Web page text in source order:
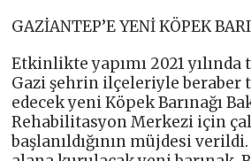
GAZİANTEP’E YENİ KÖPEK
Etkinlikte yapımı 2021
Gazi şehrin ilçeleriyle beraber
edecek yeni Köpek Barınağı
Rehabilitasyon Merkezi için
başlanıldığının müjdesi